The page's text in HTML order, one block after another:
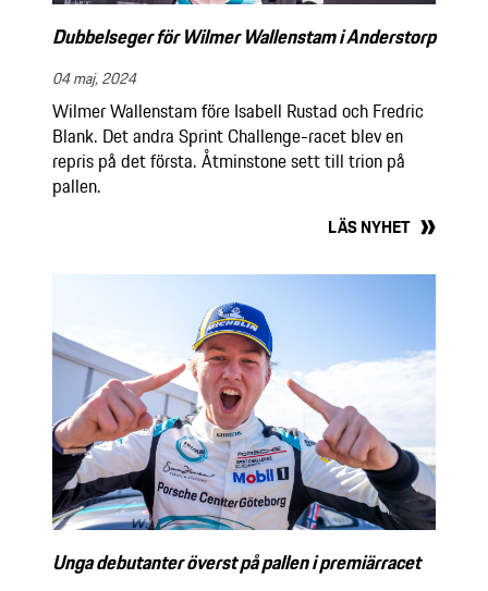
Dubbelseger för Wilmer Wallenstam i Anderstorp
04 maj, 2024
Wilmer Wallenstam före Isabell Rustad och Fredric
Blank. Det andra Sprint Challenge-racet blev en
repris på det första. Åtminstone sett till trion på
pallen.
LÄS NYHET
Unga debutanter överst på pallen i premiärracet